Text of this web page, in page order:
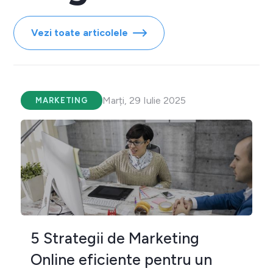
Vezi toate articolele
MARKETING Marți, 29 Iulie 2025
5 Strategii de Marketing
Online eficiente pentru un